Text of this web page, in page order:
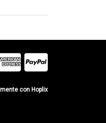
con Hoplix